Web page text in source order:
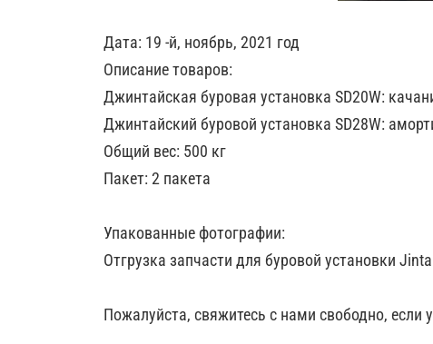
Дата: 19 -й, ноябрь, 2021 год
Описание товаров:
Джинтайская буровая установка SD20W:
Джинтайский буровой установка SD28W:
Общий вес: 500 кг
Пакет: 2 пакета
Упакованные фотографии:
Отгрузка запчасти для буровой установки
Пожалуйста, свяжитесь с нами свободно,